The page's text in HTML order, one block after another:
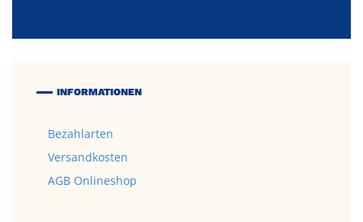
INFORMATIONEN
Bezahlarten
Versandkosten
AGB Onlineshop